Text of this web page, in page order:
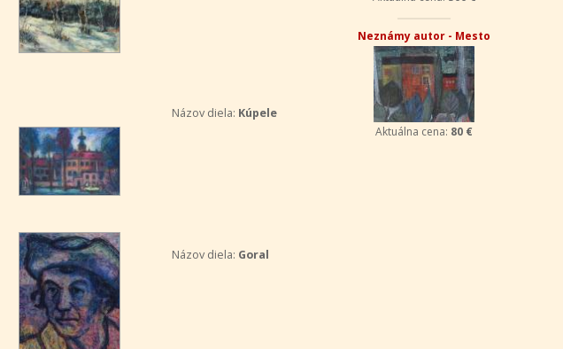
Názov diela: Kúpele
Názov diela: Goral
Neznámy autor - Mesto
Aktuálna cena: 80 €